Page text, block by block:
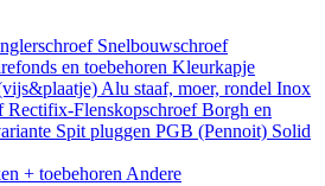
Snelbouwschroef
en toebehoren Kleurkapje
Alu staaf, moer, rondel Inox
Rectifix-FlenskopschroefBorgh en
Spit pluggen PGB (Pennoit) Solid
+ toebehoren Andere